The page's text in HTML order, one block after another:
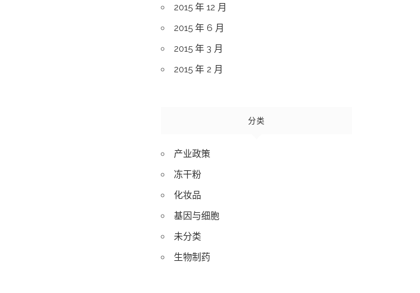
2015 年 12 月
2015 年 6 月
2015 年 3 月
2015 年 2 月
分类
产业政策
冻干粉
化妆品
基因与细胞
未分类
生物制药